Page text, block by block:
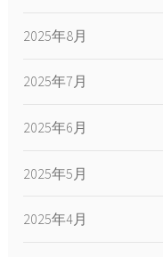
2025年8月
2025年7月
2025年6月
2025年5月
2025年4月